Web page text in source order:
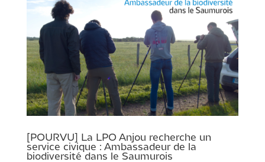
[POURVU] La LPO Anjou recherche un
service civique : Ambassadeur de la
biodiversité dans le Saumurois